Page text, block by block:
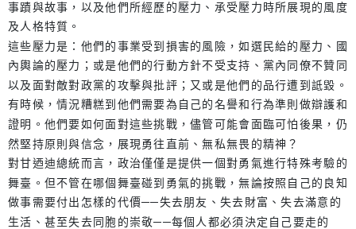
事蹟與故事，以及他們所經歷的壓力、承受壓力時所展現的風度
及人格特質。
這些壓力是：他們的事業受到損害的風險，如選民給的壓力、國
內輿論的壓力；或是他們的行動方針不受支持、黨內同僚不贊同
以及面對敵對政黨的攻擊與批評；又或是他們的品行遭到詆毀。
有時候，情況糟糕到他們需要為自己的名譽和行為準則做辯護和
證明。他們要如何面對這些挑戰，儘管可能會面臨可怕後果，仍
然堅持原則與信念，展現勇往直前、無私無畏的精神？
對甘迺迪總統而言，政治僅僅是提供一個對勇氣進行特殊考驗的
舞臺。但不管在哪個舞臺碰到勇氣的挑戰，無論按照自己的良知
做事需要付出怎樣的代價──失去朋友、失去財富、失去滿意的
生活、甚至失去同胞的崇敬──每個人都必須決定自己要走的